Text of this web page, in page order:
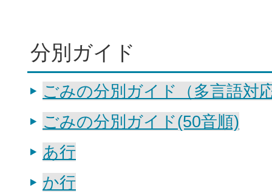
分別ガイド
ごみの分別ガイド（多言語対
ごみの分別ガイド(50音順)
あ行
か行